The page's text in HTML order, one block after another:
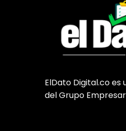
ElDato Digital.co es
del Grupo